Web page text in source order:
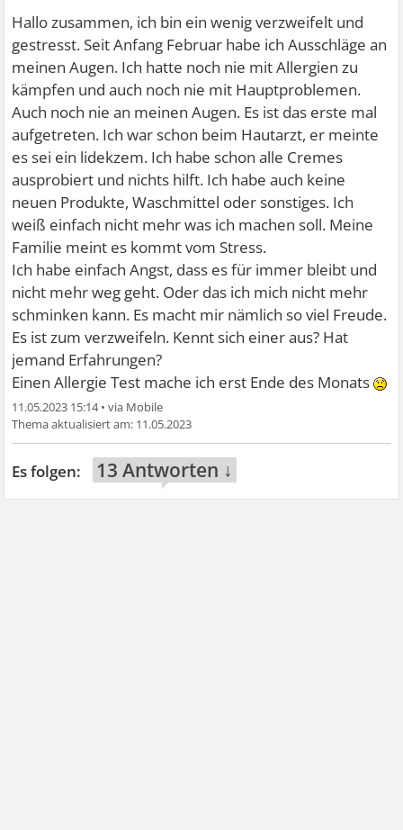
Hallo zusammen, ich bin ein wenig verzweifelt und
gestresst. Seit Anfang Februar habe ich Ausschläge an
meinen Augen. Ich hatte noch nie mit Allergien zu
kämpfen und auch noch nie mit Hauptproblemen.
Auch noch nie an meinen Augen. Es ist das erste mal
aufgetreten. Ich war schon beim Hautarzt, er meinte
es sei ein lidekzem. Ich habe schon alle Cremes
ausprobiert und nichts hilft. Ich habe auch keine
neuen Produkte, Waschmittel oder sonstiges. Ich
weiß einfach nicht mehr was ich machen soll. Meine
Familie meint es kommt vom Stress.
Ich habe einfach Angst, dass es für immer bleibt und
nicht mehr weg geht. Oder das ich mich nicht mehr
schminken kann. Es macht mir nämlich so viel Freude.
Es ist zum verzweifeln. Kennt sich einer aus? Hat
jemand Erfahrungen?
Einen Allergie Test mache ich erst Ende des Monats
11.05.2023 15:14•
11.05.2023
13 Antworten ↓